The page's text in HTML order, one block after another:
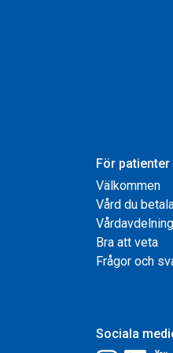
För patienter
Välkommen
Vård du
Bra att veta
Frågor och
Sociala